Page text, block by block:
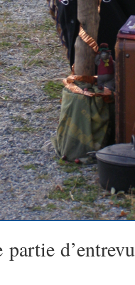
partie